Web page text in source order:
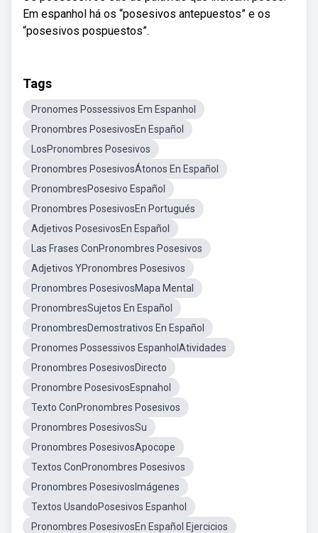
Em espanhol há os “posesivos antepuestos” e os
“posesivos pospuestos”.
Tags
Pronomes Possessivos Em Espanhol
Pronombres PosesivosEn Español
LosPronombres Posesivos
Pronombres PosesivosÁtonos En Español
PronombresPosesivo Español
Pronombres PosesivosEn Portugués
Adjetivos PosesivosEn Español
Las Frases ConPronombres Posesivos
Adjetivos YPronombres Posesivos
Pronombres PosesivosMapa Mental
PronombresSujetos En Español
PronombresDemostrativos En Español
Pronomes Possessivos EspanholAtividades
Pronombres PosesivosDirecto
Pronombre PosesivosEspnahol
Texto ConPronombres Posesivos
Pronombres PosesivosSu
Pronombres PosesivosApocope
Textos ConPronombres Posesivos
Pronombres PosesivosImágenes
Textos UsandoPosesivos Espanhol
Pronombres PosesivosEn Español Ejercicios